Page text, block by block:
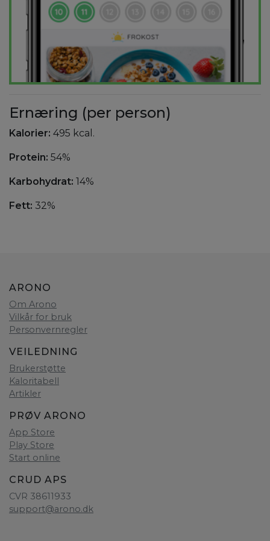
Ernæring (per person)
Kalorier: 495 kcal.
Protein: 54%
Karbohydrat: 14%
Fett: 32%
ARONO
Om Arono
Vilkår for bruk
Personvernregler
VEILEDNING
Brukerstøtte
Kaloritabell
Artikler
PRØV ARONO
App Store
Play Store
Start online
CRUD APS
CVR 38611933
support@arono.dk